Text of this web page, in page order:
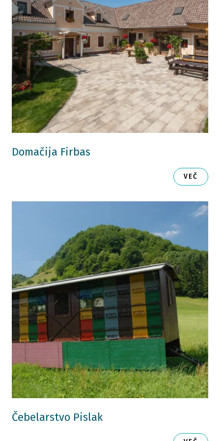
Domačija Firbas
VEČ
Čebelarstvo Pislak